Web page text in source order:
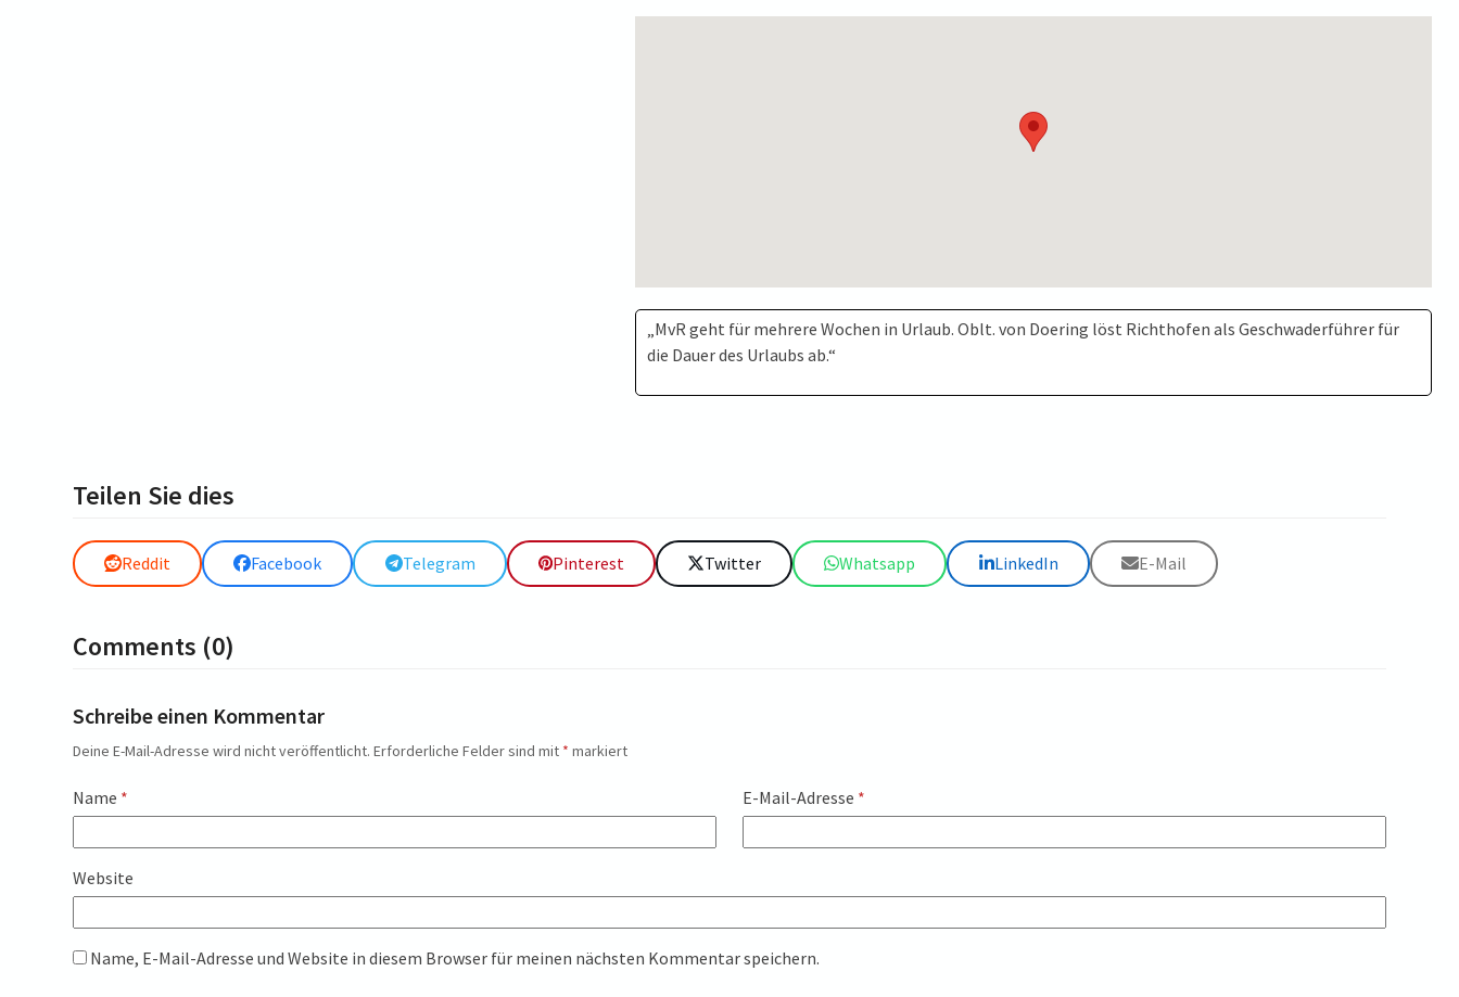
„MvR geht für mehrere Wochen in Urlaub. Oblt. von Doering löst Richthofen als Geschwaderführer für
die Dauer des Urlaubs ab.“
Teilen Sie dies
Reddit Facebook Telegram Pinterest Twitter Whatsapp LinkedIn E-Mail
Comments (0)
Schreibe einen Kommentar
Deine E-Mail-Adresse wird nicht veröffentlicht. Erforderliche Felder sind mit * markiert
Name * E-Mail-Adresse *
Website
Name, E-Mail-Adresse und Website in diesem Browser für meinen nächsten Kommentar speichern.